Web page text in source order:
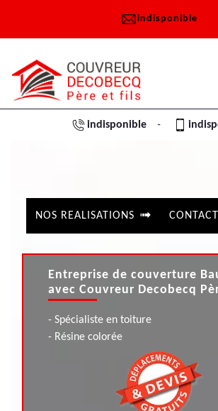
indisponible
indisponible -
NOS REALISATIONS
Entreprise de couverture
avec Couvreur Decobecq
- Spécialiste en toiture
- Résine colorée